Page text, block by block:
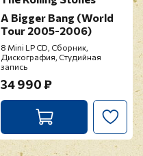
A Bigger Bang (World
Tour 2005-2006)
8 Mini LP CD, Сборник,
Дискография, Студийная
запись
34 990 ₽